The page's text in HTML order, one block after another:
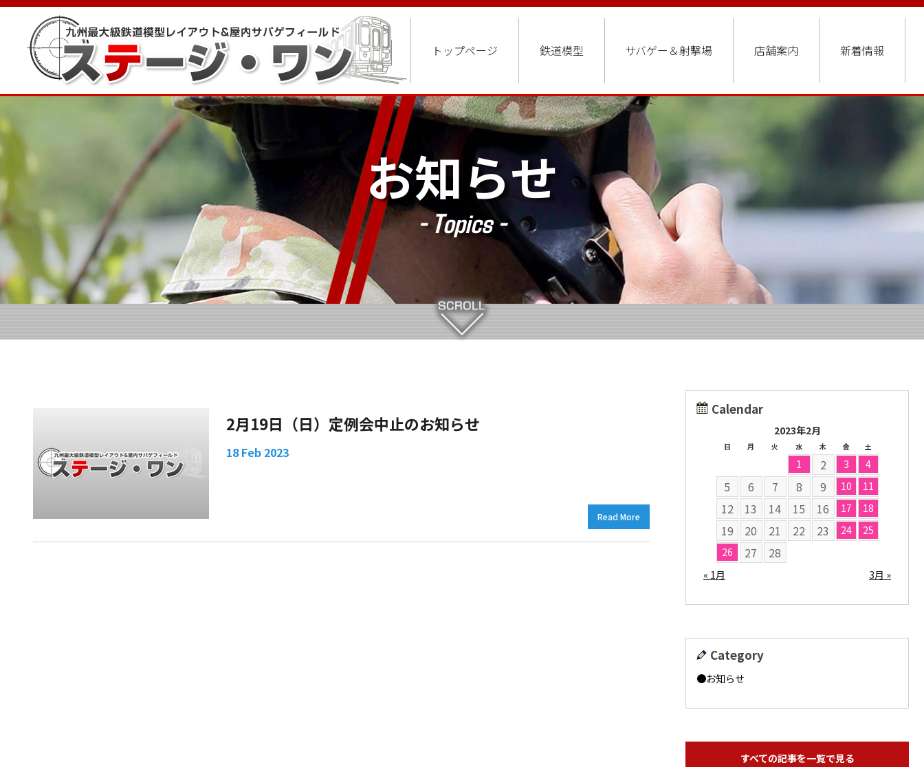
トップページ 鉄道模型 サバゲー＆射撃場 店舗案内 新着情報
お知らせ
- Topics -
2月19日（日）定例会中止のお知らせ
18 Feb 2023
Read More
Calendar
2023年2月
日 月 火 水 木 金 土
1 2 3 4
5 6 7 8 9 10 11
12 13 14 15 16 17 18
19 20 21 22 23 24
25
26
27 28
« 1月 3月 »
Category
お知らせ
すべての記事を一覧で見る